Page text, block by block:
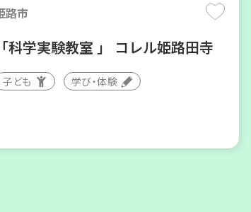
中市
路市
「科学実験教室 」 コレル姫路田寺
子ども 学び・体験